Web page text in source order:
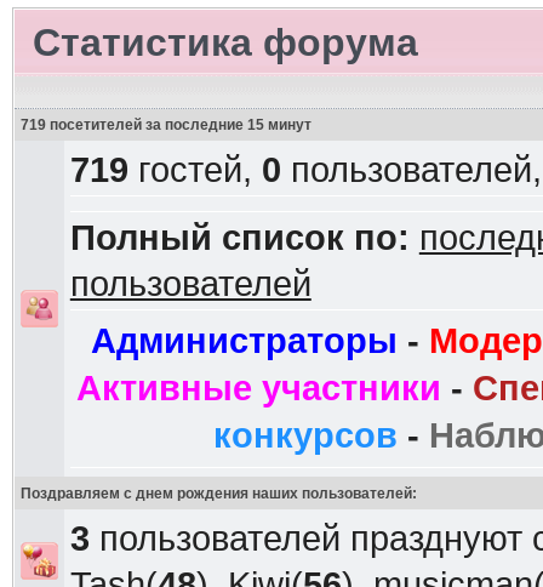
Статистика форума
719 посетителей за последние 15 минут
719 гостей, 0
Полный список по:
пользователей
Администраторы -
Активные участники -
конкурсов -
Поздравляем с днем рождения наших пользователей:
3 пользователей